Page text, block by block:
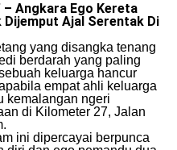
– Angkara Ego Kereta
Dijemput Ajal Serentak Di
yang disangka tenang
berdarah yang paling
keluarga hancur
empat ahli keluarga
kemalangan ngeri
di Kilometer 27, Jalan
ini dipercayai berpunca